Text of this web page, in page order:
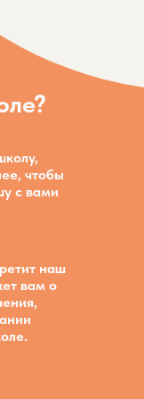
чтобы
с вами
наш
вам о